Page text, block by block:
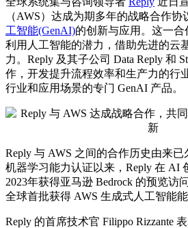
（AWS）达成为期多年的战略合作协
工智能(GenAI)的创新与应用。这一
利用人工智能的潜力，借助先进的云
力。Reply 及其子公司 Data Reply 和
作，开发提升流程效率和生产力的行
行业和应用场景的专门 GenAI 产品。
Reply 与 AWS 之间的合作历史由来已
机器学习能力认证以来，Reply 在 AI
2023年获得亚马逊 Bedrock 的预览访
全球首批获得 AWS 生成式人工智能
Reply 的首席技术官 Filippo Rizzante